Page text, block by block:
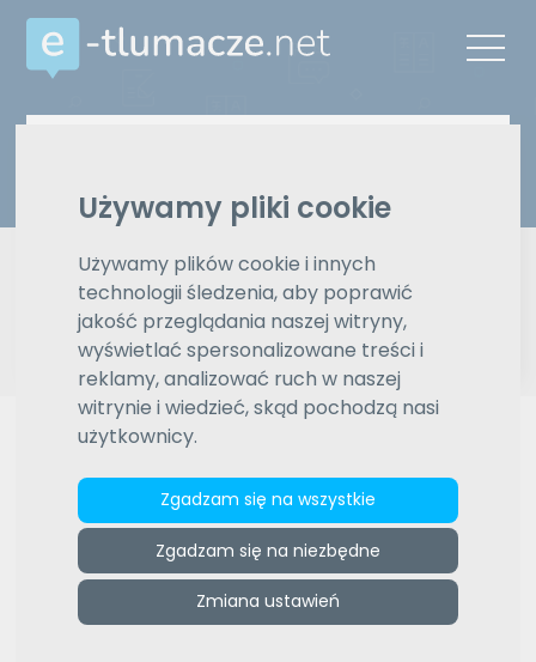
Używamy pliki cookie
Używamy plików cookie i innych
technologii śledzenia, aby poprawić
jakość przeglądania naszej witryny,
wyświetlać spersonalizowane treści i
reklamy, analizować ruch w naszej
witrynie i wiedzieć, skąd pochodzą nasi
użytkownicy.
Zgadzam się na wszystkie
Zgadzam się na niezbędne
Zmiana ustawień
Typ tłumaczenia
Znajdź tłumacza
Wyszukiwanie zaawansowane
ZAMÓW REKLAMĘ W TYM MIEJSCU
e-tlumacze.net>Jude Michalik>Oferta tłumaczenia -